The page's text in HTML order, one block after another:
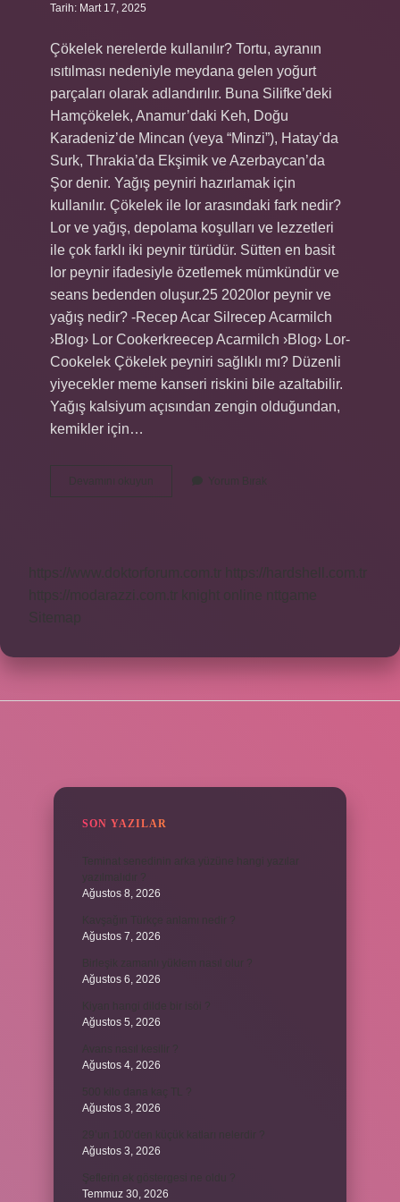
Tarih: Mart 17, 2025
Çökelek nerelerde kullanılır? Tortu, ayranın
ısıtılması nedeniyle meydana gelen yoğurt
parçaları olarak adlandırılır. Buna Silifke’deki
Hamçökelek, Anamur’daki Keh, Doğu
Karadeniz’de Mincan (veya “Minzi”), Hatay’da
Surk, Thrakia’da Ekşimik ve Azerbaycan’da
Şor denir. Yağış peyniri hazırlamak için
kullanılır. Çökelek ile lor arasındaki fark nedir?
Lor ve yağış, depolama koşulları ve lezzetleri
ile çok farklı iki peynir türüdür. Sütten en basit
lor peynir ifadesiyle özetlemek mümkündür ve
seans bedenden oluşur.25 2020lor peynir ve
yağış nedir? -Recep Acar Silrecep Acarmilch
›Blog› Lor Cookerkreecep Acarmilch ›Blog› Lor-
Cookelek Çökelek peyniri sağlıklı mı? Düzenli
yiyecekler meme kanseri riskini bile azaltabilir.
Yağış kalsiyum açısından zengin olduğundan,
kemikler için…
Devamını okuyun
Çökelek
Peyniri
Yorum Bırak
https://www.doktorforum.com.tr
https://hardshell.com.tr
https://modarazzi.com.tr
knight online
nttgame
Sitemap
SON YAZILAR
Ağustos 8, 2026
Ağustos 7, 2026
Ağustos 6, 2026
Ağustos 5, 2026
Ağustos 4, 2026
Ağustos 3, 2026
Ağustos 3, 2026
Temmuz 30, 2026